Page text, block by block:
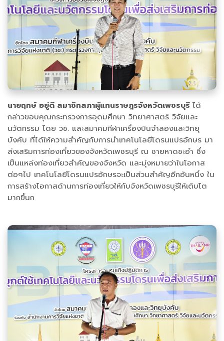
นายฤกษ์ อยู่ดี สมาชิกสภาผู้แทนราษฎรจังหวัดเพชรบุรี ได้
กล่าวขอบคุณกระทรวงการอุดมศึกษา วิทยาศาสตร์ วิจัยและ
นวัตกรรม โดย วช. และสมาคมกีฬาเครื่องบินจำลองและวิทยุ
บังคับ ที่ได้ให้ความสำคัญกับการนำเทคโนโลยีโดรนแปรอักษร มา
ส่งเสริมการท่องเที่ยวของจังหวัดเพชรบุรี ณ ชายหาดชะอำ ซึ่ง
เป็นแหล่งท่องเที่ยวสำคัญของจังหวัด และมุ่งหมายว่าในโอกาส
ต่อๆไป เทคโนโลยีโดรนแปรอักษรจะเป็นส่วนสำคัญอีกอันหนึ่ง ใน
การสร้างโอกาสด้านการท่องเที่ยวให้กับจังหวัดเพชรบุรีให้เติบโต
มากขึ้นก